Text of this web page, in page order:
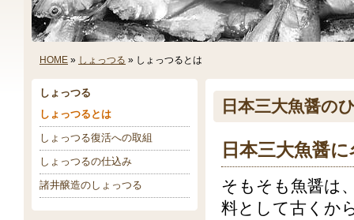
HOME » しょっつる » しょっつるとは
日本三大魚醤の
日本三大魚醤
そもそも魚醤は
料として古くか
しょっつる
しょっつるとは
しょっつる復活への取組
しょっつるの仕込み
諸井醸造のしょっつる